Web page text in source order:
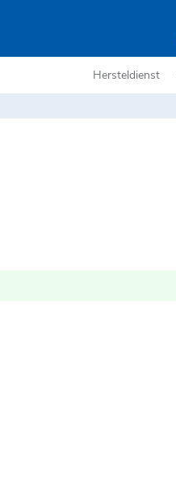
Hersteldienst